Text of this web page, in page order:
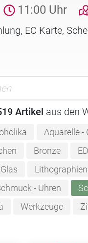
11:00 Uhr
EC Karte,
Artikel aus den
Aquarelle -
Bronze
Lithographien
- Uhren
Werkzeuge